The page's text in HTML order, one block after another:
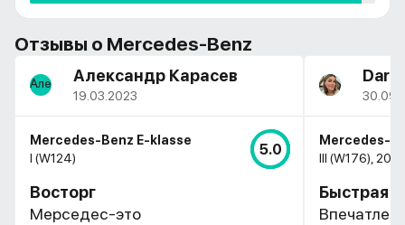
Отзывы о Mercedes-Benz
Александр Карасев
19.03.2023
Mercedes-Benz E-klasse
I (W124)
5.0
Восторг
Мерседес-это
Mercedes-
III (W176),
Быстрая